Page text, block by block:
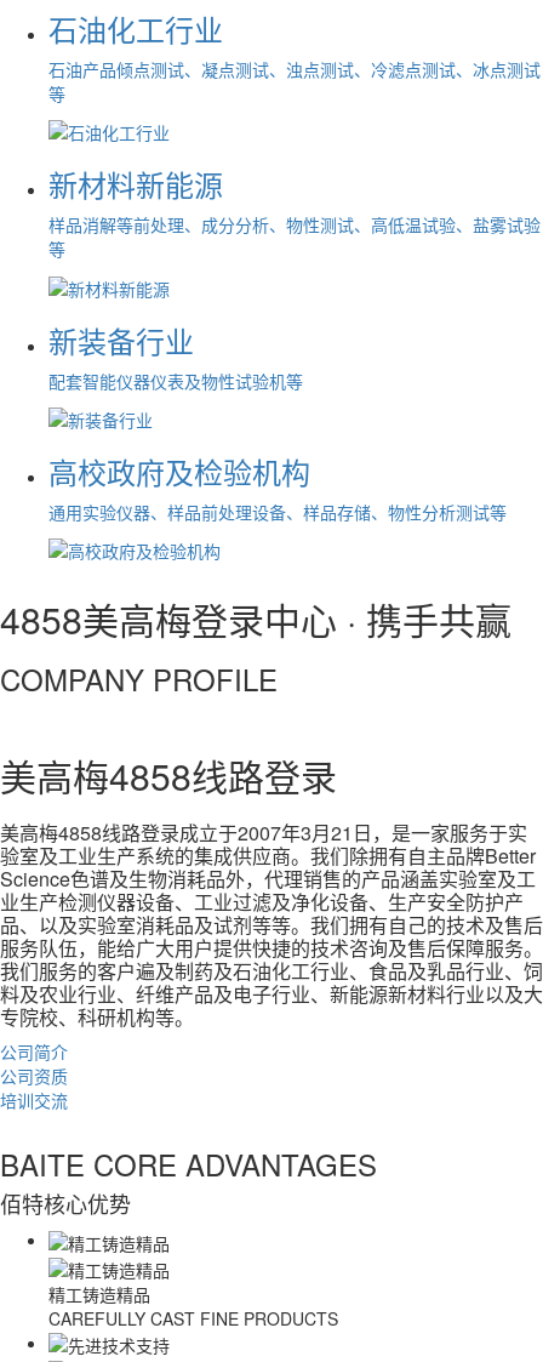
石油化工行业
石油产品倾点测试、凝点测试、浊点测试、冷滤点测试、冰点测试
等
新材料新能源
样品消解等前处理、成分分析、物性测试、高低温试验、盐雾试验
等
新装备行业
配套智能仪器仪表及物性试验机等
高校政府及检验机构
通用实验仪器、样品前处理设备、样品存储、物性分析测试等
4858美高梅登录中心 · 携手共赢
COMPANY PROFILE
美高梅4858线路登录
美高梅4858线路登录成立于2007年3月21日，是一家服务于实
验室及工业生产系统的集成供应商。我们除拥有自主品牌Better
Science色谱及生物消耗品外，代理销售的产品涵盖实验室及工
业生产检测仪器设备、工业过滤及净化设备、生产安全防护产
品、以及实验室消耗品及试剂等等。 我们拥有自己的技术及售后
服务队伍，能给广大用户提供快捷的技术咨询及售后保障服务。
我们服务的客户遍及制药及石油化工行业、食品及乳品行业、饲
料及农业行业、纤维产品及电子行业、新能源新材料行业以及大
专院校、科研机构等。
公司简介
公司资质
培训交流
BAITE CORE ADVANTAGES
佰特核心优势
精工铸造精品
CAREFULLY CAST FINE PRODUCTS